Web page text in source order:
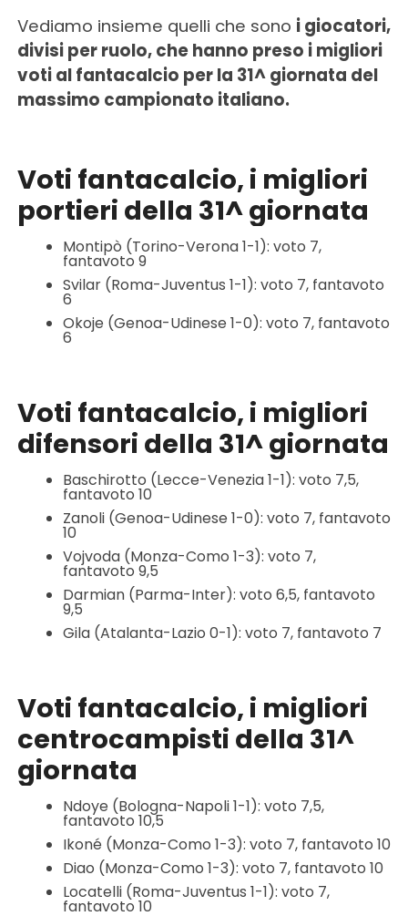
Vediamo insieme quelli che sono i giocatori,
divisi per ruolo, che hanno preso i migliori
voti al fantacalcio per la 31^ giornata del
massimo campionato italiano.
Voti fantacalcio, i migliori
portieri della 31^ giornata
Montipò (Torino-Verona 1-1): voto 7,
fantavoto 9
Svilar (Roma-Juventus 1-1): voto 7, fantavoto
6
Okoje (Genoa-Udinese 1-0): voto 7, fantavoto
6
Voti fantacalcio, i migliori
difensori della 31^ giornata
Baschirotto (Lecce-Venezia 1-1): voto 7,5,
fantavoto 10
Zanoli (Genoa-Udinese 1-0): voto 7, fantavoto
10
Vojvoda (Monza-Como 1-3): voto 7,
fantavoto 9,5
Darmian (Parma-Inter): voto 6,5, fantavoto
9,5
Gila (Atalanta-Lazio 0-1): voto 7, fantavoto 7
Voti fantacalcio, i migliori
centrocampisti della 31^
giornata
Ndoye (Bologna-Napoli 1-1): voto 7,5,
fantavoto 10,5
Ikoné (Monza-Como 1-3): voto 7, fantavoto 10
Diao (Monza-Como 1-3): voto 7, fantavoto 10
Locatelli (Roma-Juventus 1-1): voto 7,
fantavoto 10